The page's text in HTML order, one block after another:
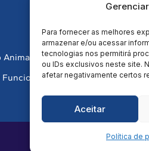
Para fornecer as melhores
armazenar e/ou acessar
tecnologias nos permitirá
ou IDs exclusivos neste site.
afetar negativamente certos
Aceitar
Política de
Funcionais
Desenvolvido por